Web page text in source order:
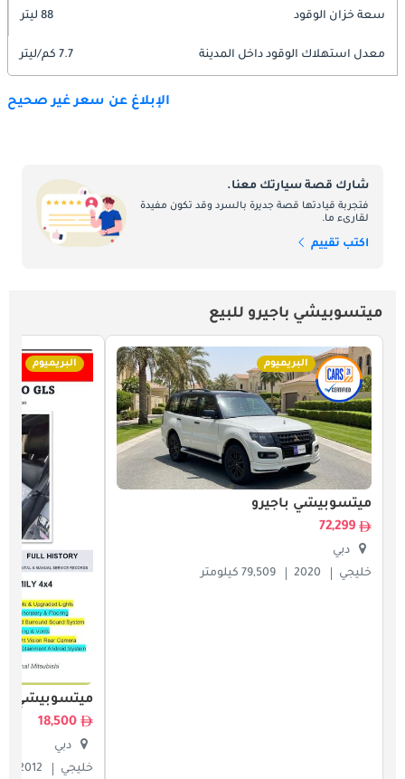
سعة خزان الوقود 88 ليتر
معدل استهلاك الوقود داخل المدينة 7.7 كم/ليتر
الإبلاغ عن سعر غير صحيح
شارك قصة سيارتك معنا.
فتجربة قيادتها قصة جديرة بالسرد وقد تكون مفيدة
لقارىء ما.
اكتب تقييم
ميتسوبيشي باجيرو للبيع
البريميوم
ميتسوبيشي باجيرو
72,299
دبي
خليجي
2020 79,509 كيلومتر
البريميوم
ميتسوبيشي
18,500
دبي
خليجي
2012